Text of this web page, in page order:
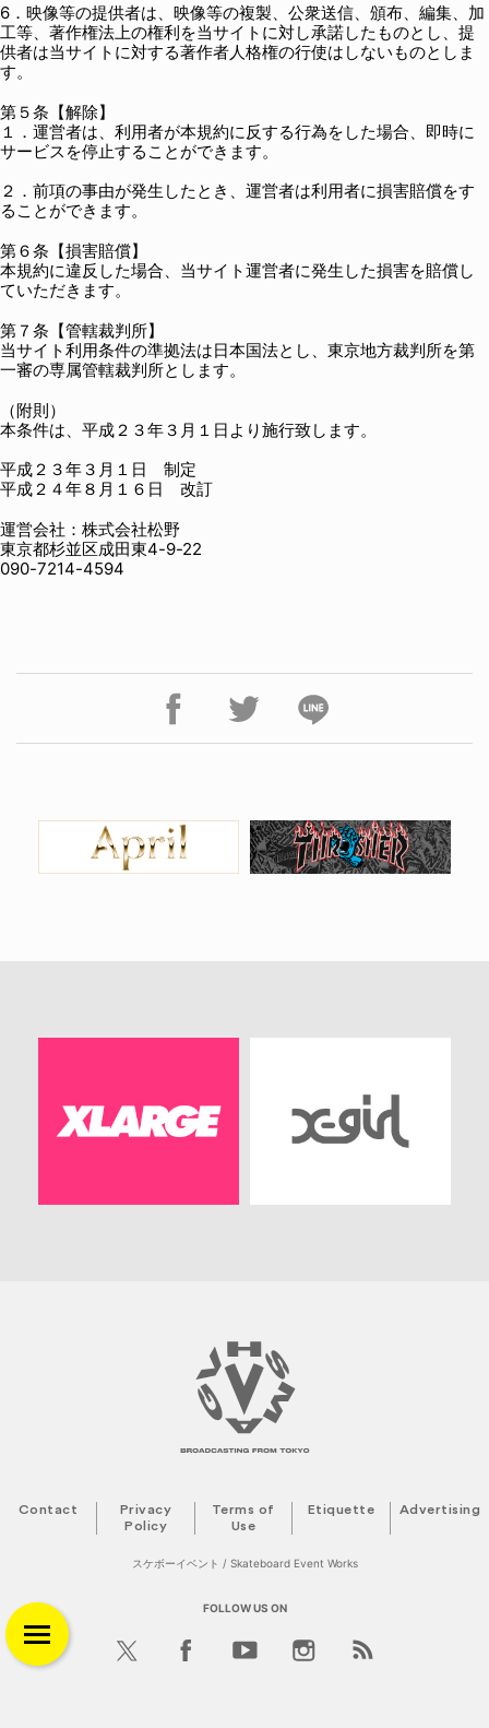
6．映像等の提供者は、映像等の複製、公衆送信、頒布、編集、加
工等、著作権法上の権利を当サイトに対し承諾したものとし、提
供者は当サイトに対する著作者人格権の行使はしないものとしま
す。
第５条【解除】
１．運営者は、利用者が本規約に反する行為をした場合、即時に
サービスを停止することができます。
２．前項の事由が発生したとき、運営者は利用者に損害賠償をす
ることができます。
第６条【損害賠償】
本規約に違反した場合、当サイト運営者に発生した損害を賠償し
ていただきます。
第７条【管轄裁判所】
当サイト利用条件の準拠法は日本国法とし、東京地方裁判所を第
一審の専属管轄裁判所とします。
（附則）
本条件は、平成２３年３月１日より施行致します。
平成２３年３月１日 制定
平成２４年８月１６日 改訂
運営会社：株式会社松野
東京都杉並区成田東4-9-22
090-7214-4594
Contact
Privacy
Policy
Terms of
Use
Etiquette Advertising
スケボーイベント / Skateboard Event Works
FOLLOW US ON